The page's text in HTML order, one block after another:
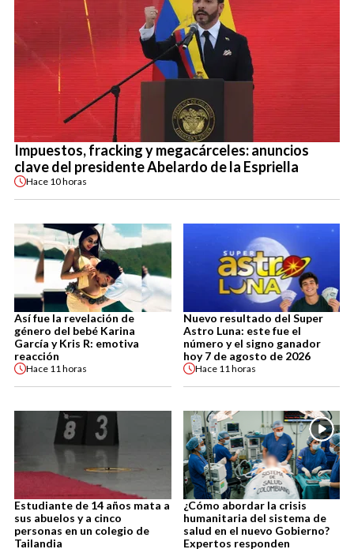
Impuestos, fracking y megacárceles: anuncios
clave del presidente Abelardo de la Espriella
Hace 10 horas
Así fue la revelación de
género del bebé Karina
García y Kris R: emotiva
reacción
Hace 11 horas
Nuevo resultado del Super
Astro Luna: este fue el
número y el signo ganador
hoy 7 de agosto de 2026
Hace 11 horas
Estudiante de 14 años mata a
sus abuelos y a cinco
personas en un colegio de
Tailandia
¿Cómo abordar la crisis
humanitaria del sistema de
salud en el nuevo Gobierno?
Expertos responden